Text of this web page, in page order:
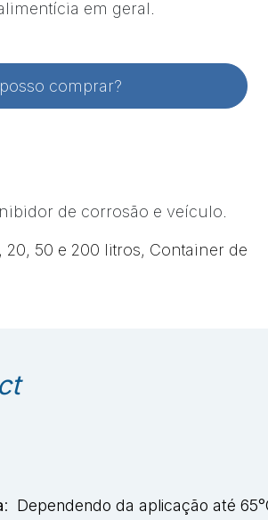
em geral.
comprar?
de corrosão e veículo.
20, 50 e 200 litros, Container de
: Dependendo da aplicação até